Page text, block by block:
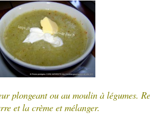
plongeant ou au moulin à légumes.
et la crème et mélanger.